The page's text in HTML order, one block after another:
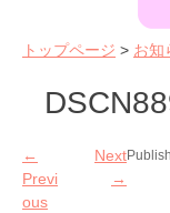
トップページ > お知
←
Previ
ous
Next
→